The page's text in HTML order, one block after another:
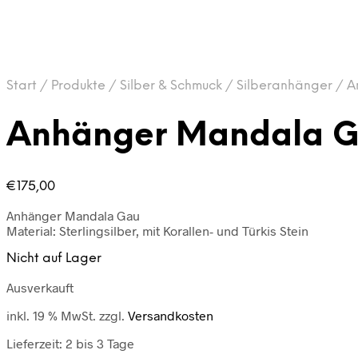
Start / Produkte / Silber & Schmuck / Silberanhänger /
Anhänger Mandala
€175,00
Anhänger Mandala Gau
Material: Sterlingsilber, mit Korallen- und Türkis Stein
Nicht auf Lager
Ausverkauft
inkl. 19 % MwSt. zzgl. Versandkosten
Lieferzeit: 2 bis 3 Tage